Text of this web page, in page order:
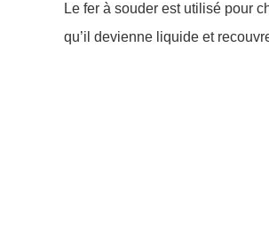
Le fer à souder est utilisé pour
qu’il devienne liquide et